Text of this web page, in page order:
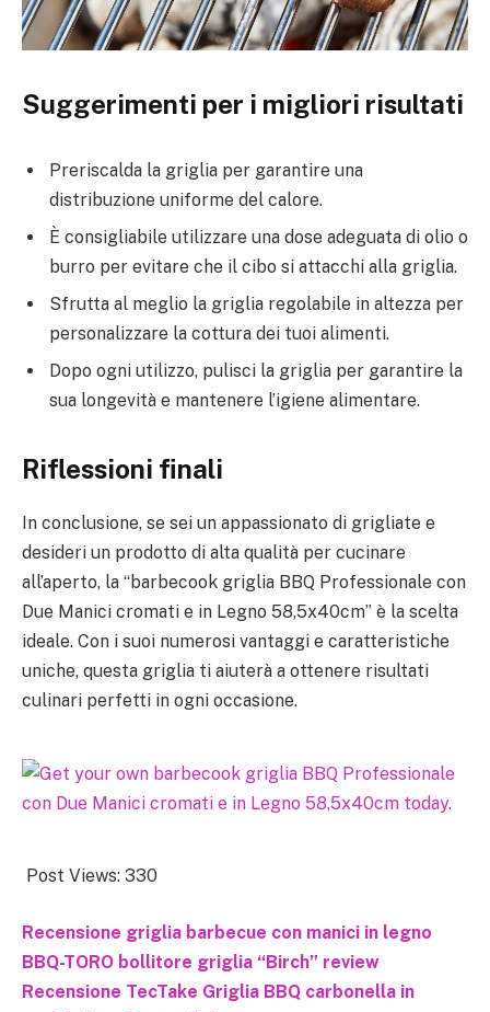
Suggerimenti per i migliori risultati
Preriscalda la griglia per garantire una
distribuzione uniforme del calore.
È consigliabile utilizzare una dose adeguata di olio o
burro per evitare che il cibo si attacchi alla griglia.
Sfrutta al meglio la griglia regolabile in altezza per
personalizzare la cottura dei tuoi alimenti.
Dopo ogni utilizzo, pulisci la griglia per garantire la
sua longevità e mantenere l’igiene alimentare.
Riflessioni finali
In conclusione, se sei un appassionato di grigliate e
desideri un prodotto di alta qualità per cucinare
all’aperto, la “barbecook griglia BBQ Professionale con
Due Manici cromati e in Legno 58,5x40cm” è la scelta
ideale. Con i suoi numerosi vantaggi e caratteristiche
uniche, questa griglia ti aiuterà a ottenere risultati
culinari perfetti in ogni occasione.
Post Views: 330
Recensione griglia barbecue con manici in legno
BBQ-TORO bollitore griglia “Birch” review
Recensione TecTake Griglia BBQ carbonella in